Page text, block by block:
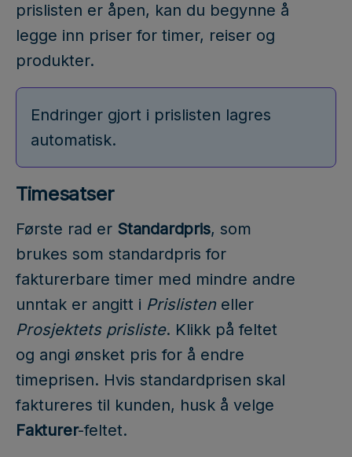
prislisten er åpen, kan du begynne å
legge inn priser for timer, reiser og
produkter.
Endringer gjort i prislisten lagres
automatisk.
Timesatser
Første rad er Standardpris, som
brukes som standardpris for
fakturerbare timer med mindre andre
unntak er angitt i Prislisten eller
Prosjektets prisliste. Klikk på feltet
og angi ønsket pris for å endre
timeprisen. Hvis standardprisen skal
faktureres til kunden, husk å velge
Fakturer-feltet.